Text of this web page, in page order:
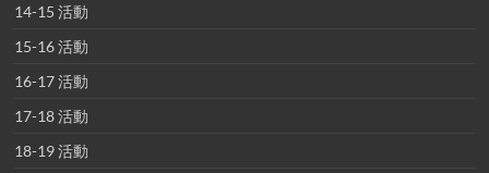
14-15 活動
15-16 活動
16-17 活動
17-18 活動
18-19 活動